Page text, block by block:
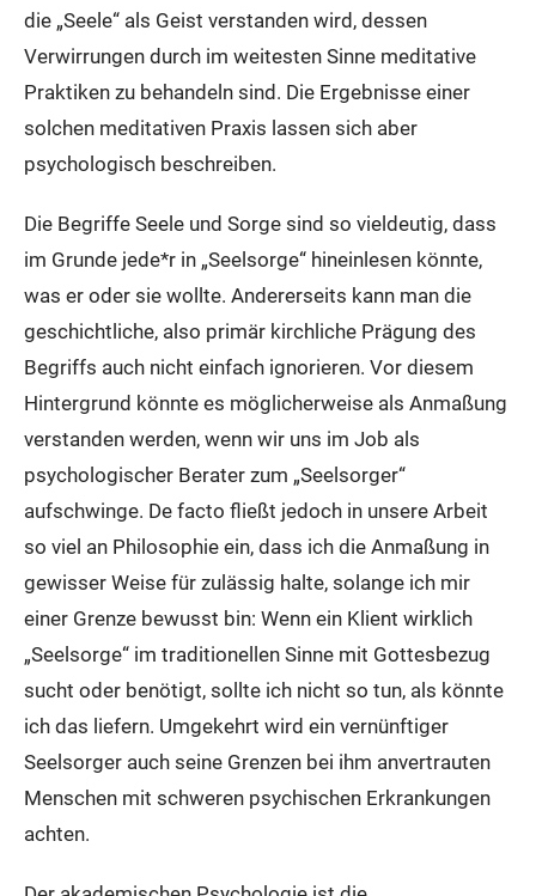
die „Seele“ als Geist verstanden wird, dessen
Verwirrungen durch im weitesten Sinne meditative
Praktiken zu behandeln sind. Die Ergebnisse einer
solchen meditativen Praxis lassen sich aber
psychologisch beschreiben.
Die Begriffe Seele und Sorge sind so vieldeutig, dass
im Grunde jede*r in „Seelsorge“ hineinlesen könnte,
was er oder sie wollte. Andererseits kann man die
geschichtliche, also primär kirchliche Prägung des
Begriffs auch nicht einfach ignorieren. Vor diesem
Hintergrund könnte es möglicherweise als Anmaßung
verstanden werden, wenn wir uns im Job als
psychologischer Berater zum „Seelsorger“
aufschwinge. De facto fließt jedoch in unsere Arbeit
so viel an Philosophie ein, dass ich die Anmaßung in
gewisser Weise für zulässig halte, solange ich mir
einer Grenze bewusst bin: Wenn ein Klient wirklich
„Seelsorge“ im traditionellen Sinne mit Gottesbezug
sucht oder benötigt, sollte ich nicht so tun, als könnte
ich das liefern. Umgekehrt wird ein vernünftiger
Seelsorger auch seine Grenzen bei ihm anvertrauten
Menschen mit schweren psychischen Erkrankungen
achten.